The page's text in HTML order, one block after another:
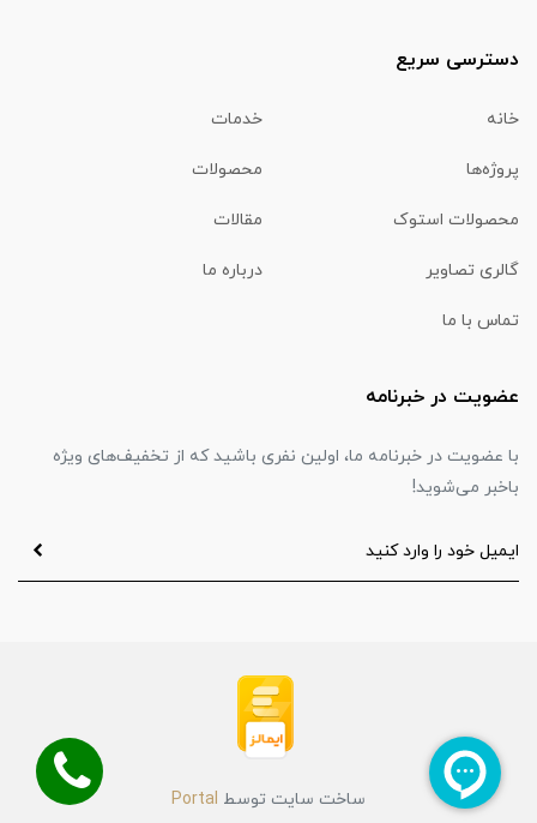
دسترسی سریع
خانه خدمات
پروژه‌ها محصولات
محصولات استوک مقالات
گالری تصاویر درباره ما
تماس با ما
عضویت در خبرنامه
با عضویت در خبرنامه ما، اولین نفری باشید که از تخفیف‌های ویژه
باخبر می‌شوید!
ساخت سایت توسط Portal